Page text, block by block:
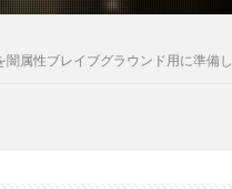
闇属性ブレイブグラウンド用に準